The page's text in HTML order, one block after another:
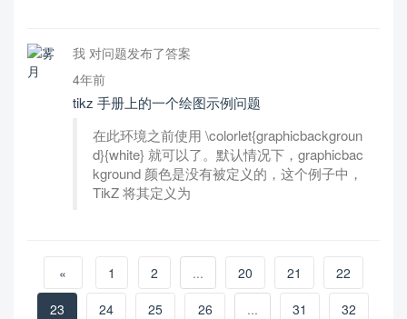
我 对问题发布了答案
4年前
tikz 手册上的一个绘图示例问题
在此环境之前使用 \colorlet{graphicbackgroun
d}{white} 就可以了。默认情况下，graphicbac
kground 颜色是没有被定义的，这个例子中，
TikZ 将其定义为
« 1 2 ... 20 21
22
23
24 25 26 ... 31
32